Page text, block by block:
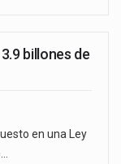
billones de
en una Ley